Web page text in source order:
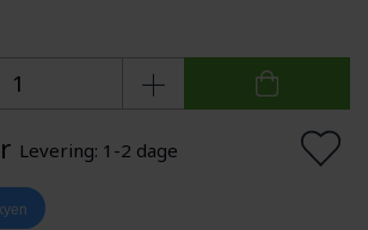
Levering: 1-2 dage